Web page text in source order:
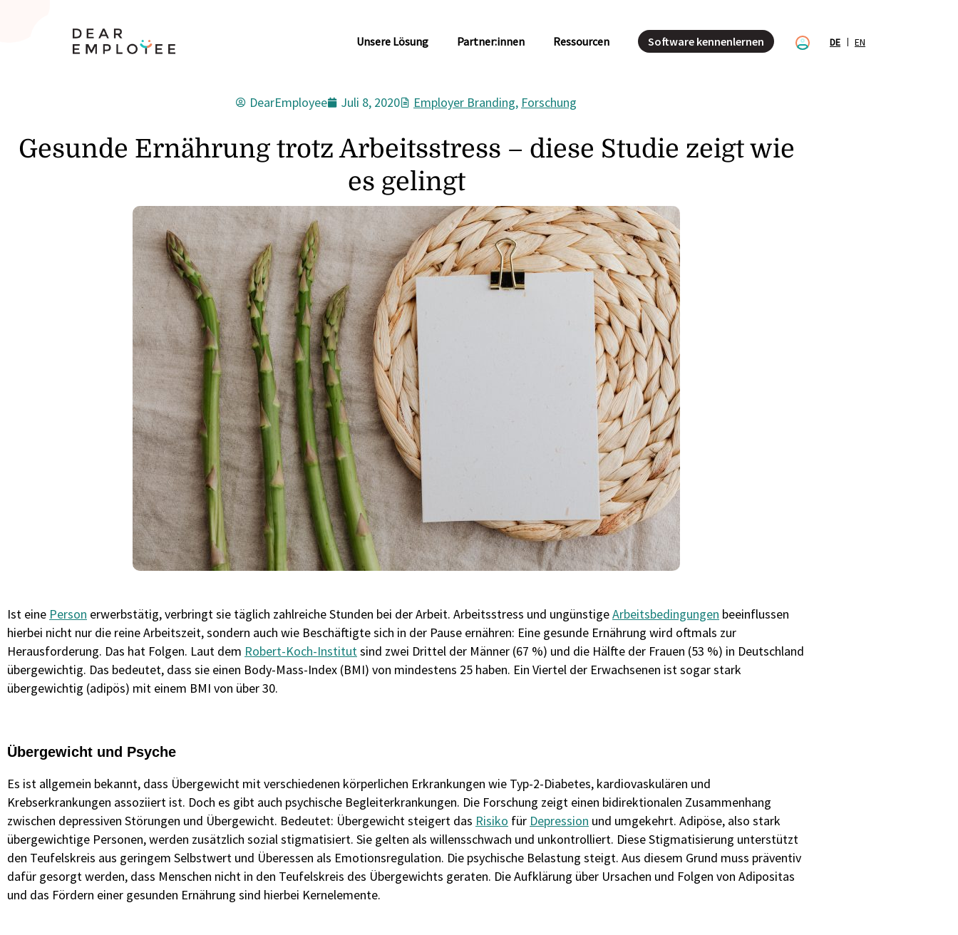
Unsere Lösung Partner:innen Ressourcen Software kennenlernen DE EN
DearEmployee Juli 8, 2020 Employer Branding, Forschung
Gesunde Ernährung trotz Arbeitsstress – diese Studie zeigt wie
es gelingt
Ist eine Person erwerbstätig, verbringt sie täglich zahlreiche Stunden bei der Arbeit. Arbeitsstress und ungünstigeArbeitsbedingungen beeinflussen
hierbei nicht nur die reine Arbeitszeit, sondern auch wie Beschäftigte sich in der Pause ernähren: Eine gesunde Ernährung wird oftmals zur
Herausforderung. Das hat Folgen. Laut dem Robert-Koch-Institutsind zwei Drittel der Männer (67 %) und die Hälfte der Frauen (53 %) in Deutschland
übergewichtig. Das bedeutet, dass sie einen Body-Mass-Index (BMI) von mindestens 25 haben. Ein Viertel der Erwachsenen ist sogar stark
übergewichtig (adipös) mit einem BMI von über 30.
Übergewicht und Psyche
Es ist allgemein bekannt, dass Übergewicht mit verschiedenen körperlichen Erkrankungen wie Typ-2-Diabetes, kardiovaskulären und
Krebserkrankungen assoziiert ist. Doch es gibt auch psychische Begleiterkrankungen. Die Forschung zeigt einen bidirektionalen Zusammenhang
zwischen depressiven Störungen und Übergewicht. Bedeutet: Übergewicht steigert das Risiko für Depression und umgekehrt. Adipöse, also stark
übergewichtige Personen, werden zusätzlich sozial stigmatisiert. Sie gelten als willensschwach und unkontrolliert. Diese Stigmatisierung unterstützt
den Teufelskreis aus geringem Selbstwert und Überessen als Emotionsregulation. Die psychische Belastung steigt. Aus diesem Grund muss präventiv
dafür gesorgt werden, dass Menschen nicht in den Teufelskreis des Übergewichts geraten. Die Aufklärung über Ursachen und Folgen von Adipositas
und das Fördern einer gesunden Ernährung sind hierbei Kernelemente.